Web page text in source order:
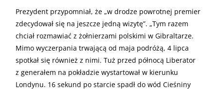
Prezydent przypomniał, że „w drodze powrotnej premier
zdecydował się na jeszcze jedną wizytę”. „Tym razem
chciał rozmawiać z żołnierzami polskimi w Gibraltarze.
Mimo wyczerpania trwającą od maja podróżą, 4 lipca
spotkał się również z nimi. Tuż przed północą Liberator
z generałem na pokładzie wystartował w kierunku
Londynu. 16 sekund po starcie spadł do wód Cieśniny